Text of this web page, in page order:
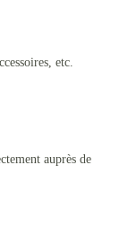
etc.
auprès de